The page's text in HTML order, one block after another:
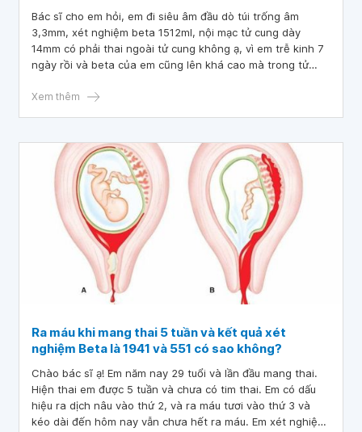
Bác sĩ cho em hỏi, em đi siêu âm đầu dò túi trống âm
3,3mm, xét nghiệm beta 1512ml, nội mạc tử cung dày
14mm có phải thai ngoài tử cung không ạ, vì em trễ kinh 7
ngày rồi và beta của em cũng lên khá cao mà trong tử
Xem thêm
Ra máu khi mang thai 5 tuần và kết quả xét
nghiệm Beta là 1941 và 551 có sao không?
Chào bác sĩ ạ! Em năm nay 29 tuổi và lần đầu mang thai.
Hiện thai em được 5 tuần và chưa có tim thai. Em có dấu
hiệu ra dịch nâu vào thứ 2, và ra máu tươi vào thứ 3 và
kéo dài đến hôm nay vẫn chưa hết ra máu. Em xét nghiệm